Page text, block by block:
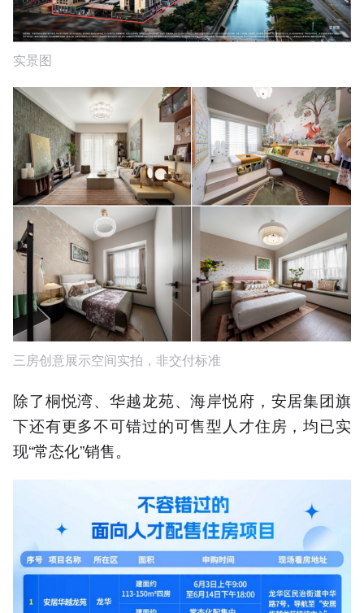
实景图
三房创意展示空间实拍，非交付标准
除了桐悦湾、华越龙苑、海岸悦府，安居集团旗
下还有更多不可错过的可售型人才住房，均已实
现“常态化”销售。